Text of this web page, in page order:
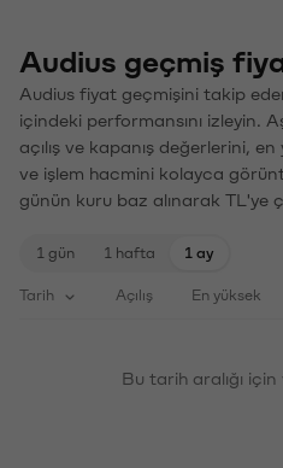
Audius geçmiş
Audius fiyat geçmişini takip
içindeki performansını izleyin.
açılış ve kapanış değerlerini,
ve işlem hacmini kolayca
günün kuru baz alınarak TL'ye
1 gün 1 hafta 1 ay
Tarih Açılış En yüksek
Bu tarih aralığı için